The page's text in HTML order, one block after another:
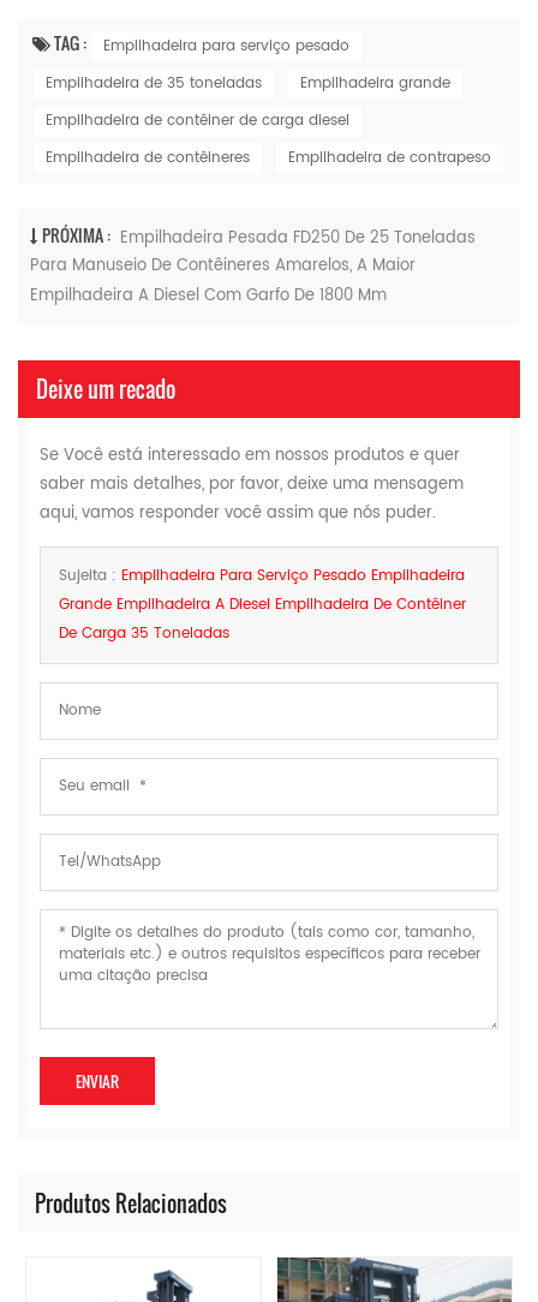
TAG :
Empilhadeira para serviço pesado
Empilhadeira de 35 toneladas
Empilhadeira grande
Empilhadeira de contêiner de carga diesel
Empilhadeira de contêineres
Empilhadeira de contrapeso
PRÓXIMA : Empilhadeira Pesada FD250 De 25 Toneladas
Para Manuseio De Contêineres Amarelos, A Maior
Empilhadeira A Diesel Com Garfo De 1800 Mm
Deixe um recado
Se Você está interessado em nossos produtos e quer
saber mais detalhes, por favor, deixe uma mensagem
aqui, vamos responder você assim que nós puder.
Sujeita : Empilhadeira Para Serviço Pesado Empilhadeira
Grande Empilhadeira A Diesel Empilhadeira De Contêiner
De Carga 35 Toneladas
Produtos Relacionados